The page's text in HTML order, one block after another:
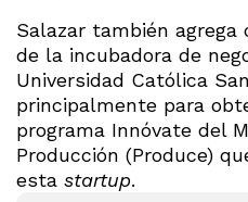
Salazar también
de la incubadora de
Universidad Católica
principalmente para
programa Innóvate del
Producción (Produce)
esta startup.